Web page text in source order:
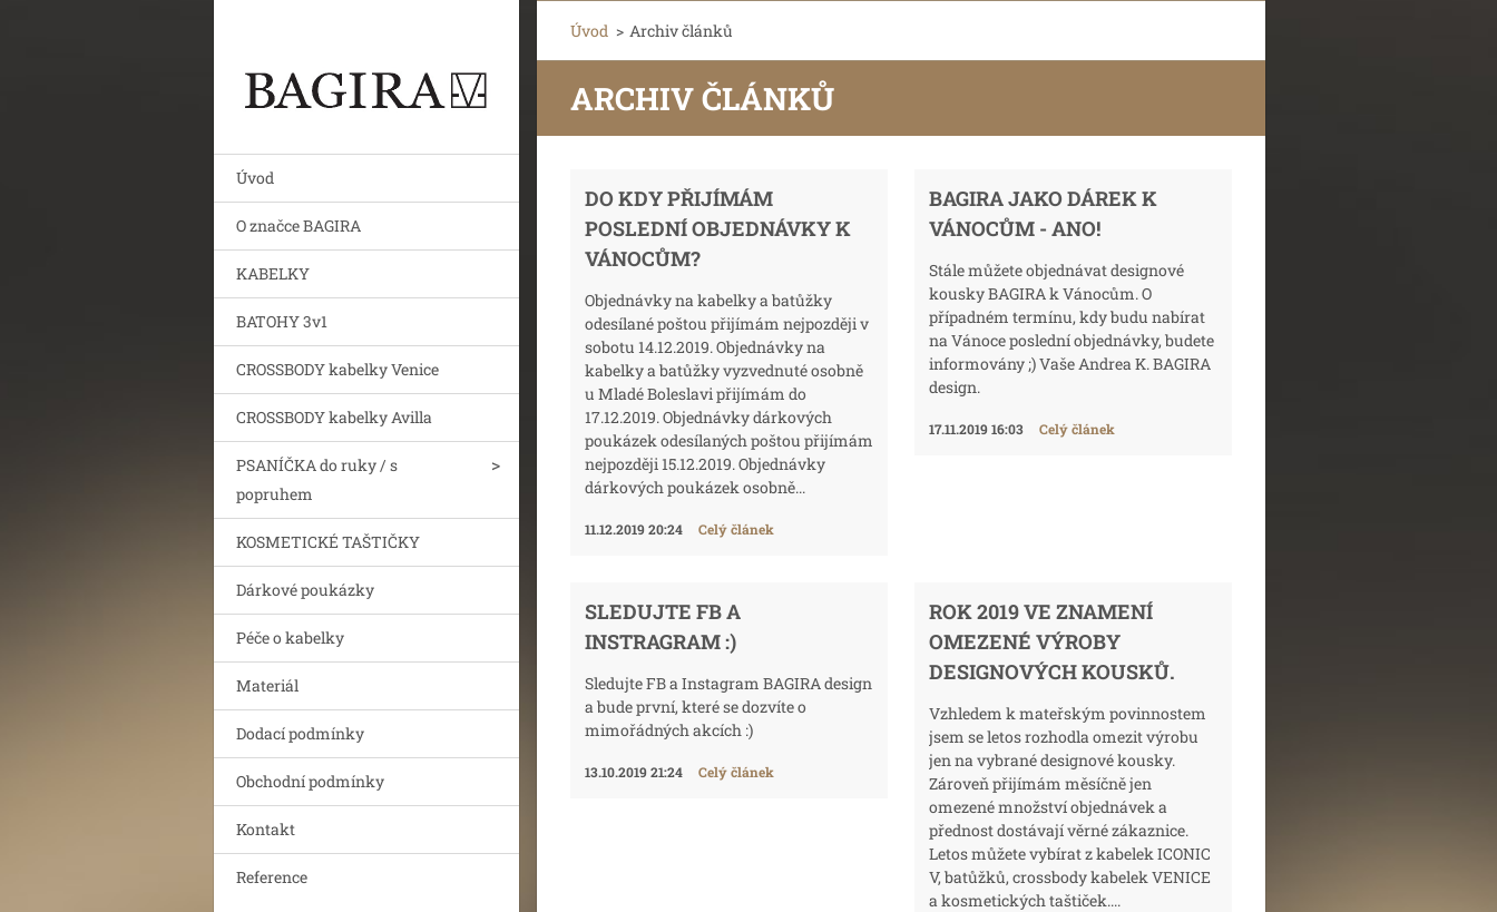
Úvod
O značce BAGIRA
KABELKY
BATOHY 3v1
CROSSBODY kabelky Venice
CROSSBODY kabelky Avilla
PSANÍČKA do ruky / s
popruhem
KOSMETICKÉ TAŠTIČKY
Dárkové poukázky
Péče o kabelky
Materiál
Dodací podmínky
Obchodní podmínky
Kontakt
Reference
Úvod > Archiv článků
ARCHIV ČLÁNKŮ
DO KDY PŘIJÍMÁM
POSLEDNÍ OBJEDNÁVKY K
VÁNOCŮM?
Objednávky na kabelky a batůžky
odesílané poštou přijímám nejpozději v
sobotu 14.12.2019. Objednávky na
kabelky a batůžky vyzvednuté osobně
u Mladé Boleslavi přijímám do
17.12.2019. Objednávky dárkových
poukázek odesílaných poštou přijímám
nejpozději 15.12.2019. Objednávky
dárkových poukázek osobně...
11.12.2019 20:24 Celý článek
BAGIRA JAKO DÁREK K
VÁNOCŮM - ANO!
Stále můžete objednávat designové
kousky BAGIRA k Vánocům. O
případném termínu, kdy budu nabírat
na Vánoce poslední objednávky, budete
informovány ;) Vaše Andrea K. BAGIRA
design.
17.11.2019 16:03 Celý článek
SLEDUJTE FB A
INSTRAGRAM :)
Sledujte FB a Instagram BAGIRA design
a bude první, které se dozvíte o
mimořádných akcích :)
13.10.2019 21:24 Celý článek
ROK 2019 VE ZNAMENÍ
OMEZENÉ VÝROBY
DESIGNOVÝCH KOUSKŮ.
Vzhledem k mateřským povinnostem
jsem se letos rozhodla omezit výrobu
jen na vybrané designové kousky.
Zároveň přijímám měsíčně jen
omezené množství objednávek a
přednost dostávají věrné zákaznice.
Letos můžete vybírat z kabelek ICONIC
V, batůžků, crossbody kabelek VENICE
a kosmetických taštiček....